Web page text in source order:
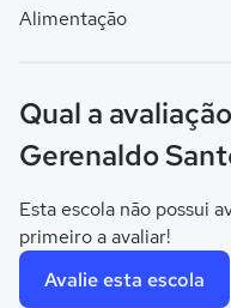
Alimentação
Qual a
Gerenaldo
Esta escola não possui
primeiro a avaliar!
Avalie esta escola